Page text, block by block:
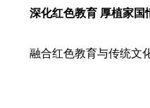
深化红色教育 厚植家国
融合红色教育与传统文化